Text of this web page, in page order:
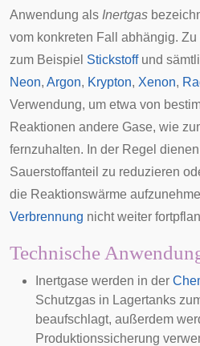
Anwendung als Inertgas
vom konkreten Fall abhängig.
zum Beispiel Stickstoffund
Neon, Argon, Krypton, Xenon,
Verwendung, um etwa von
Reaktionen andere Gase, wie
fernzuhalten. In der Regel
Sauerstoffanteil zu reduzieren
die Reaktionswärme
Verbrennung nicht weiter
Technische
Inertgase werden in der
Schutzgas in Lagertanks
beaufschlagt, außerdem
Produktionssicherung